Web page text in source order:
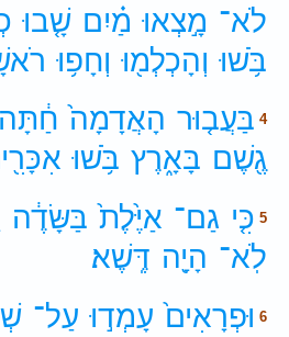
לֹא־ מָ֣צְאוּ מַ֗יִם שָׁ֤בוּ
בֹּ֥שׁוּ וְהָכְלְמ֖וּ וְחָפ֥וּ
4 בַּעֲב֤וּר הָאֲדָמָה֙ חַ֔תָּה
גֶ֖שֶׁם בָּאָ֑רֶץ בֹּ֥שׁוּ
5 כִּ֤י גַם־ אַיֶּ֙לֶת֙ בַּשָּׂדֶ֔ה
לֹֽא־ הָיָ֖ה דֶּֽשֶׁא׃
6 וּפְרָאִים֙ עָמְד֣וּ עַל־